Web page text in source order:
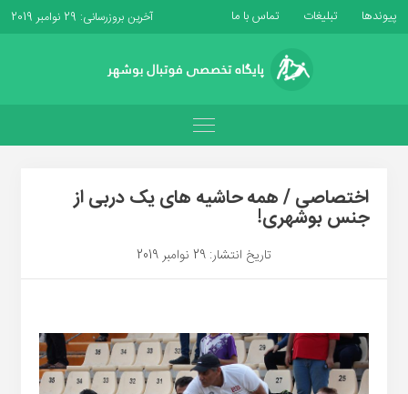
پیوندها تبلیغات تماس با ما آخرین بروزرسانی: 29 نوامبر 2019
اختصاصی / همه حاشیه های یک دربی از
جنس بوشهری!
تاریخ انتشار: 29 نوامبر 2019